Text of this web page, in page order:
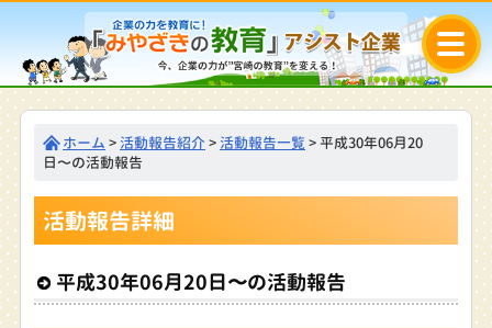
ホーム > 活動報告紹介 > 活動報告一覧> 平成30年06月20
日〜の活動報告
活動報告詳細
平成30年06月20日〜の活動報告